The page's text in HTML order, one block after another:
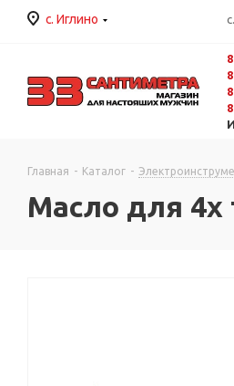
с. Иглино
Главная - Каталог -
Масло для 4х